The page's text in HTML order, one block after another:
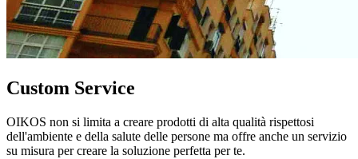
Custom Service
OIKOS non si limita a creare prodotti di alta qualità rispettosi
dell'ambiente e della salute delle persone ma offre anche un servizio
su misura per creare la soluzione perfetta per te.